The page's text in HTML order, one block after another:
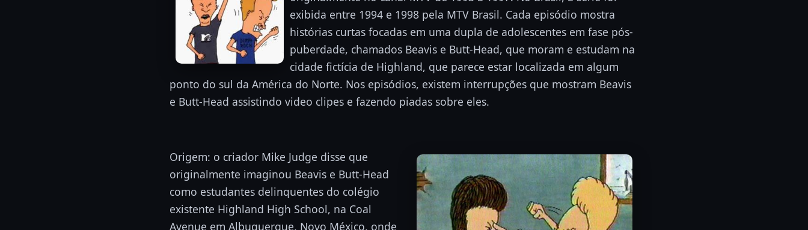
exibida entre 1994 e 1998 pela MTV Brasil. Cada episódio mostra
histórias curtas focadas em uma dupla de adolescentes em fase pós-
puberdade, chamados Beavis e Butt-Head, que moram e estudam na
cidade fictícia de Highland, que parece estar localizada em algum
ponto do sul da América do Norte. Nos episódios, existem interrupções que mostram Beavis
e Butt-Head assistindo video clipes e fazendo piadas sobre eles.
Origem: o criador Mike Judge disse que
originalmente imaginou Beavis e Butt-Head
como estudantes delinquentes do colégio
existente Highland High School, na Coal
Avenue em Albuquerque, Novo México, onde